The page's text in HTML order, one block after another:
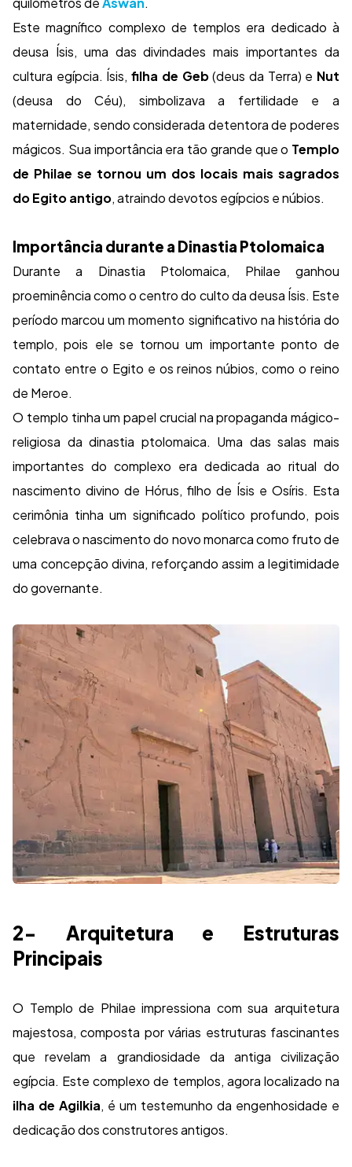
Este magnífico complexo de templos era dedicado à
deusa Ísis, uma das divindades mais importantes da
cultura egípcia. Ísis,filha de Geb(deus da Terra) e Nut
(deusa do Céu), simbolizava a fertilidade e a
maternidade, sendo considerada detentora de poderes
mágicos. Sua importância era tão grande que o Templo
de Philae se tornou um dos locais mais sagrados
do Egito antigo, atraindo devotos egípcios e núbios.
Importância durante a Dinastia Ptolomaica
Durante a Dinastia Ptolomaica, Philae ganhou
proeminência como o centro do culto da deusa Ísis. Este
período marcou um momento significativo na história do
templo, pois ele se tornou um importante ponto de
contato entre o Egito e os reinos núbios, como o reino
de Meroe.
O templo tinha um papel crucial na propaganda mágico-
religiosa da dinastia ptolomaica. Uma das salas mais
importantes do complexo era dedicada ao ritual do
nascimento divino de Hórus, filho de Ísis e Osíris. Esta
cerimônia tinha um significado político profundo, pois
celebrava o nascimento do novo monarca como fruto de
uma concepção divina, reforçando assim a legitimidade
do governante.
2- Arquitetura e Estruturas
Principais
O Templo de Philae impressiona com sua arquitetura
majestosa, composta por várias estruturas fascinantes
que revelam a grandiosidade da antiga civilização
egípcia. Este complexo de templos, agora localizado na
ilha de Agilkia, é um testemunho da engenhosidade e
dedicação dos construtores antigos.